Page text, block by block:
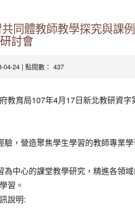
同體教師教學探究與課
討會
04-24 | 點閱數： 437
教育局107年4月17日新北教研資
驗，營造聚焦學生學習的教師專業
為中心的課堂教學研究，精進各領
習。
說明: